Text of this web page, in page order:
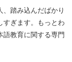
、踏み込んだばかり
すぎます。もっとわ
語教育に関する専門